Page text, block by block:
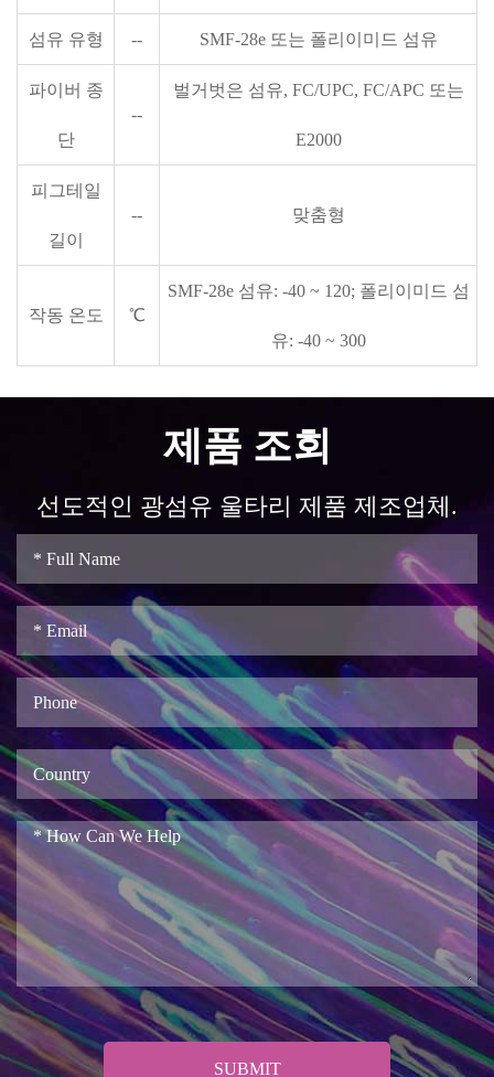
섬유 유형 -- SMF-28e 또는 폴리이미드 섬유
파이버 종
단
--
벌거벗은 섬유, FC/UPC, FC/APC 또는
E2000
피그테일
길이
-- 맞춤형
작동 온도 ℃
SMF-28e 섬유: -40 ~ 120; 폴리이미드 섬
유: -40 ~ 300
제품 조회
선도적인 광섬유 울타리 제품 제조업체.
SUBMIT